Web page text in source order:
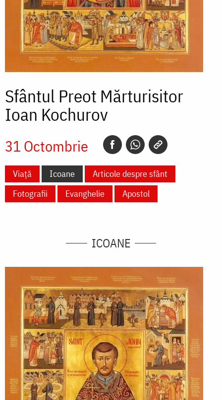
Sfântul Preot Mărturisitor
Ioan Kochurov
31 Octombrie
Viață Icoane
Articole despre sfânt
Fotografii
Evanghelie Apostol
ICOANE